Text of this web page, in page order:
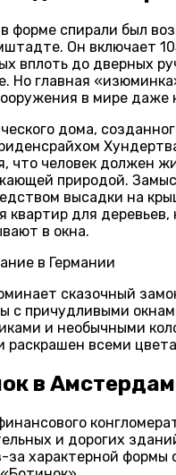
форме спирали был
Он включает
вплоть до дверных
Но главная
в мире даже
дома,
что человек должен
природой.
высадки на
квартир для деревьев,
в окна.
сказочный
с причудливыми
и необычными
раскрашен всеми
в
и дорогих
характерной формы